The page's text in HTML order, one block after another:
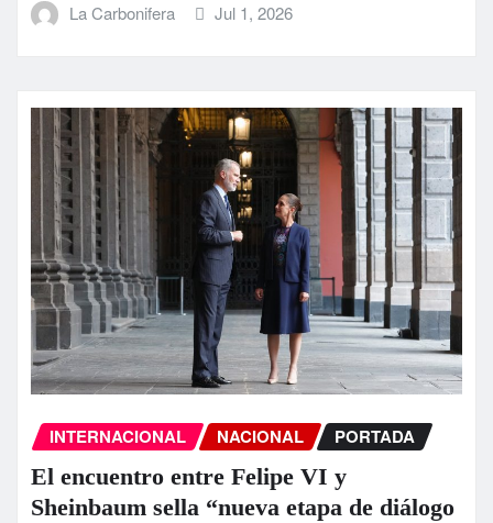
La Carbonifera Jul 1, 2026
INTERNACIONAL NACIONAL PORTADA
El encuentro entre Felipe VI y
Sheinbaum sella “nueva etapa de diálogo